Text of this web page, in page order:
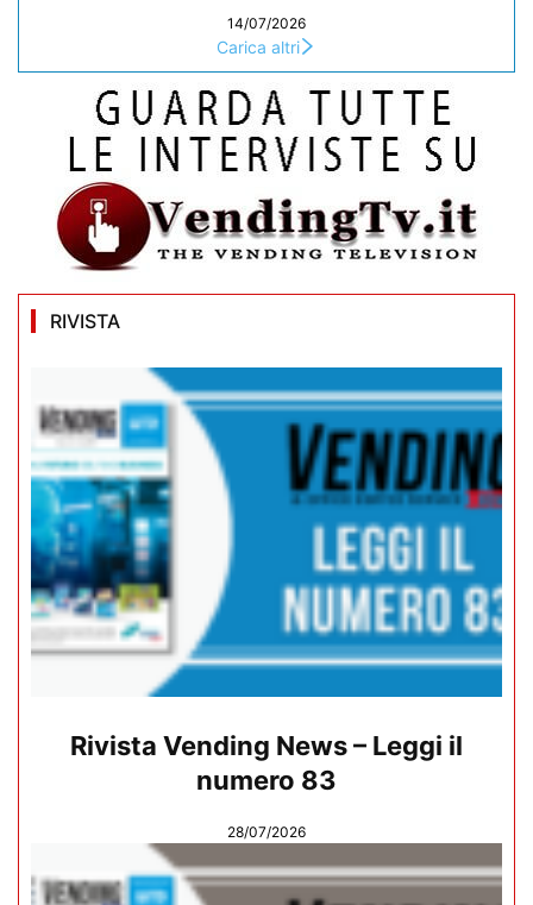
14/07/2026
Carica altri
RIVISTA
Rivista Vending News – Leggi il
numero 83
28/07/2026